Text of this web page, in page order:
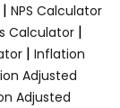
| NPS Calculator
Calculator |
| Inflation
Adjusted
Adjusted